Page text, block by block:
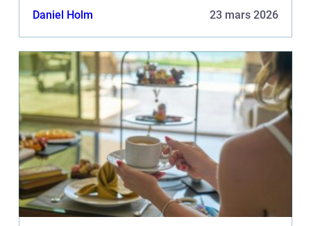
grafikkort...
Daniel Holm 23 mars 2026